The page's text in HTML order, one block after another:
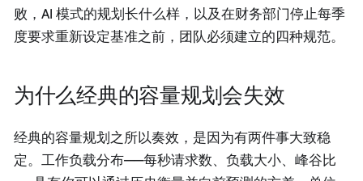
败，AI 模式的规划长什么样，以及在财务部门停止每季
度要求重新设定基准之前，团队必须建立的四种规范。
为什么经典的容量规划会失效
经典的容量规划之所以奏效，是因为有两件事大致稳
定。工作负载分布——每秒请求数、负载大小、峰谷比